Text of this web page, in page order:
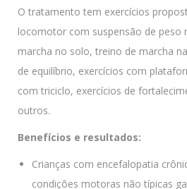
O tratamento tem exercícios
locomotor com suspensão de peso
marcha no solo, treino de marcha
de equilíbrio, exercícios com
com triciclo, exercícios de
outros.
Benefícios e resultados:
Crianças com encefalopatia
condições motoras não típicas